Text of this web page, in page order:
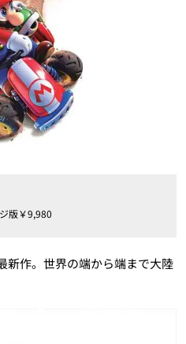
版￥9,980
新作。世界の端から端まで大陸